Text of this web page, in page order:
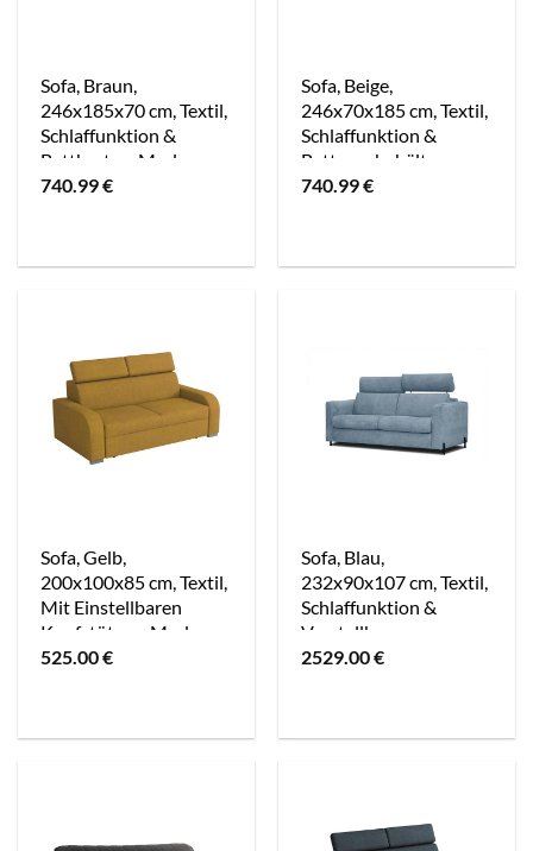
Sofa, Braun,
246x185x70 cm, Textil,
Schlaffunktion &
Bettkasten, Modern
740.99€
Sofa, Beige,
246x70x185 cm, Textil,
Schlaffunktion &
Bettzeugbehälter,
Modern
740.99€
Sofa, Gelb,
200x100x85 cm, Textil,
Mit Einstellbaren
Kopfstützen, Modern,
Mirjan24
525.00€
Sofa, Blau,
232x90x107 cm, Textil,
Schlaffunktion &
Verstellbare
Kopfstützen, Modern
2529.00€